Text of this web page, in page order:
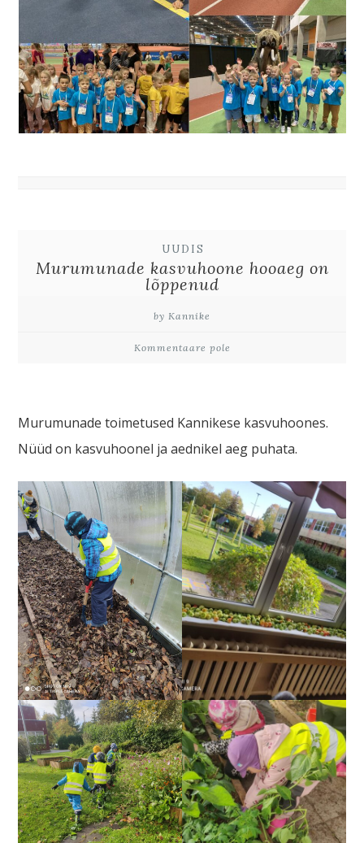
UUDIS
Murumunade kasvuhoone hooaeg on
lõppenud
by Kannike
Kommentaare pole
Murumunade toimetused Kannikese kasvuhoones.
Nüüd on kasvuhoonel ja aednikel aeg puhata.